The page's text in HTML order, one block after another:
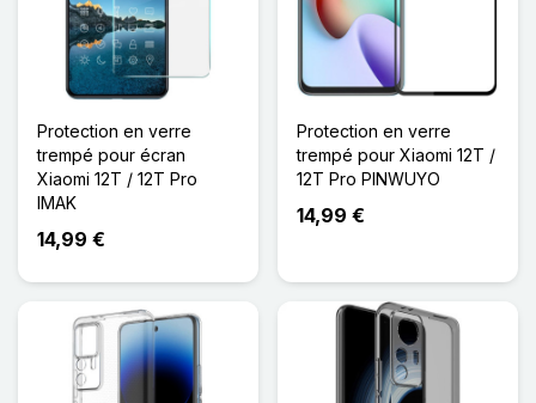
Protection en verre
trempé pour écran
Xiaomi 12T / 12T Pro
IMAK
14,99 €
Protection en verre
trempé pour Xiaomi 12T /
12T Pro PINWUYO
14,99 €